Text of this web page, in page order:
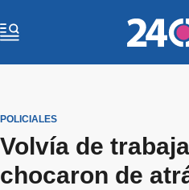
POLICIALES
Volvía de
chocaron de